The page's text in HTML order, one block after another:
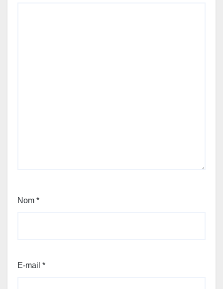
Nom *
E-mail *